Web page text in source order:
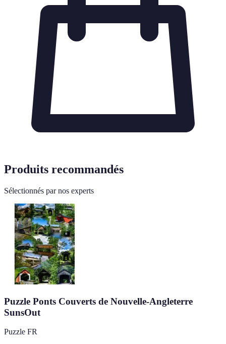
Produits recommandés
Sélectionnés par nos experts
Puzzle Ponts Couverts de Nouvelle-Angleterre
SunsOut
Puzzle FR